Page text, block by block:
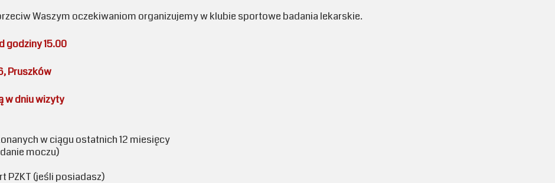
Waszym oczekiwaniom organizujemy w klubie sportowe badania lekarskie.
godziny 15.00
Pruszków
w dniu wizyty
w ciągu ostatnich 12 miesięcy
moczu)
PZKT (jeśli posiadasz)